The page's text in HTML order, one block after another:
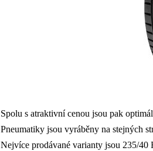
Spolu s atraktivní cenou jsou pak
Pneumatiky jsou vyráběny na stejných
Nejvíce prodávané varianty jsou 235/40